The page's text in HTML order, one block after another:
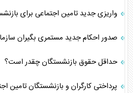
واریزی جدید تامین اجتماعی برای
صدور احکام جدید مستمری بگیران
حداقل حقوق بازنشستگان چقدر است؟
پرداختی کارگران و بازنشستگان تامین